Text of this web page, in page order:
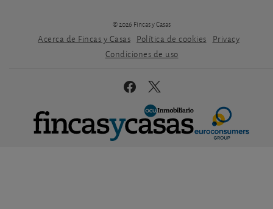
© 2026 Fincas y Casas
Acerca de Fincas y Casas Política de cookies
Privacy
Condiciones de uso